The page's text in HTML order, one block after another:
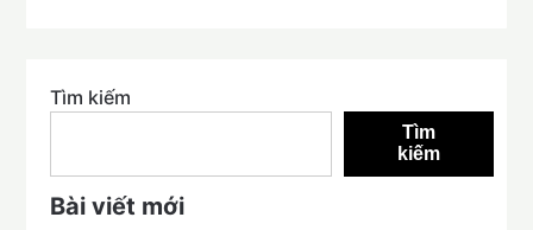
Tìm kiếm
Tìm
kiếm
Bài viết mới